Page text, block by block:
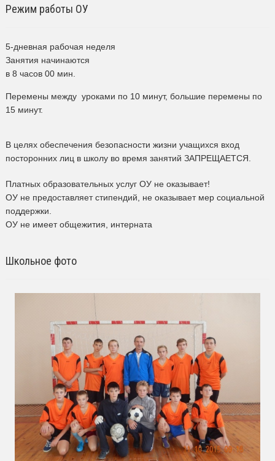
Режим работы ОУ
5-дневная рабочая неделя
Занятия начинаются
в 8 часов 00 мин.
Перемены между уроками по 10 минут, большие перемены по
15 минут.
В целях обеспечения безопасности жизни учащихся вход
посторонних лиц в школу во время занятий ЗАПРЕЩАЕТСЯ.
Платных образовательных услуг ОУ не оказывает!
ОУ не предоставляет стипендий, не оказывает мер социальной
поддержки.
ОУ не имеет общежития, интерната
Школьное фото